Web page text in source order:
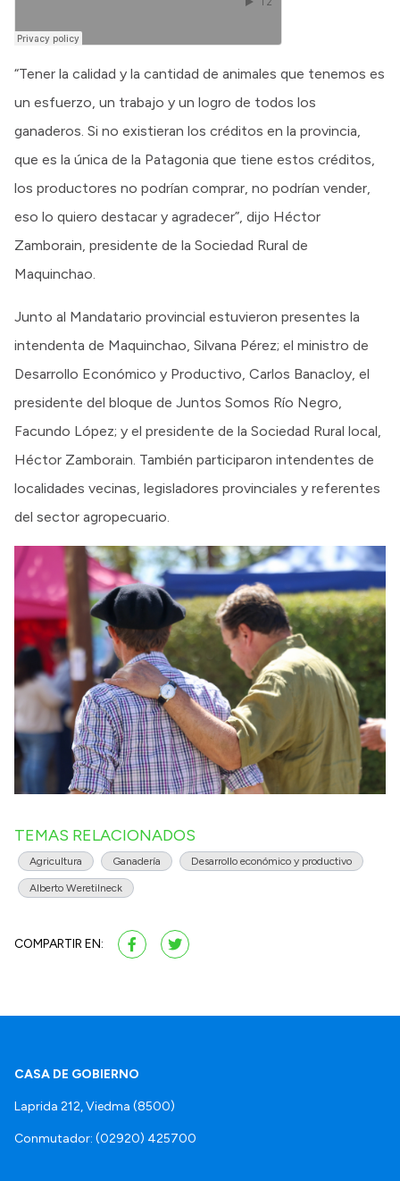
“Tener la calidad y la cantidad de animales que tenemos es
un esfuerzo, un trabajo y un logro de todos los
ganaderos. Si no existieran los créditos en la provincia,
que es la única de la Patagonia que tiene estos créditos,
los productores no podrían comprar, no podrían vender,
eso lo quiero destacar y agradecer”, dijo Héctor
Zamborain, presidente de la Sociedad Rural de
Maquinchao.
Junto al Mandatario provincial estuvieron presentes la
intendenta de Maquinchao, Silvana Pérez; el ministro de
Desarrollo Económico y Productivo, Carlos Banacloy, el
presidente del bloque de Juntos Somos Río Negro,
Facundo López; y el presidente de la Sociedad Rural local,
Héctor Zamborain. También participaron intendentes de
localidades vecinas, legisladores provinciales y referentes
del sector agropecuario.
TEMAS RELACIONADOS
Agricultura Ganadería Desarrollo económico y productivo
Alberto Weretilneck
COMPARTIR EN:
CASA DE GOBIERNO
Laprida 212, Viedma (8500)
Conmutador: (02920) 425700